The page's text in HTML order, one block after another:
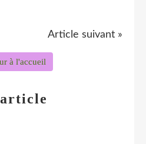
Article suivant »
à l'accueil